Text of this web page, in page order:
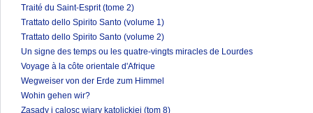
Traité du Saint-Esprit (tome 2)
Trattato dello Spirito Santo (volume 1)
Trattato dello Spirito Santo (volume 2)
Un signe des temps ou les quatre-vingts miracles de Lourdes
Voyage à la côte orientale d'Afrique
Wegweiser von der Erde zum Himmel
Wohin gehen wir?
Zasady i calosc wiary katolickiej (tom 8)